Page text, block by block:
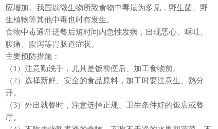
应增加。我国以微生物所致食物中毒最为多见，野生菌、野
生植物等其他中毒也时有发生。
食物中毒通常进餐后短时间内急性发病，出现恶心、呕吐、
腹痛、腹泻等胃肠道症状。
主要预防措施：
（1）注意勤洗手，尤其是饭前便后、加工食物前。
（2）选择新鲜、安全的食品原料，加工时要注意生、熟分
开。
（3）外出就餐时，注意选择正规、卫生条件好的饭店或餐
厅。